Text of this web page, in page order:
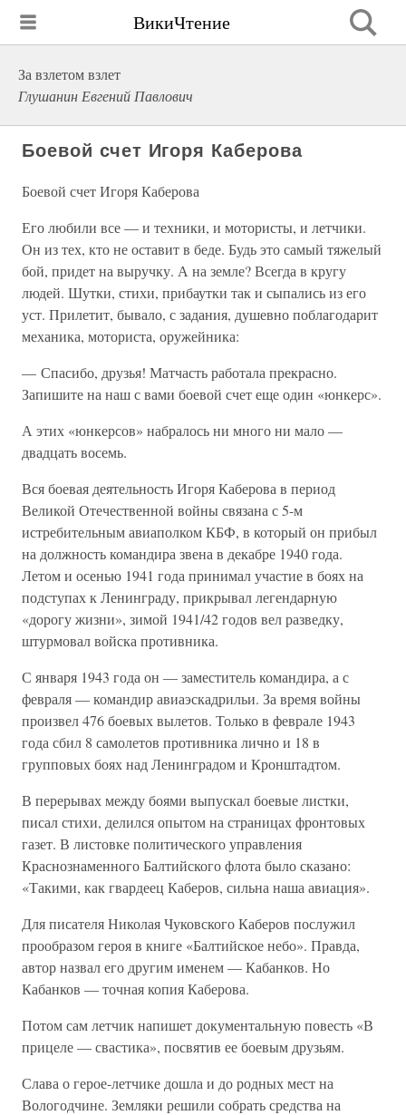
ВикиЧтение
За взлетом взлет
Глушанин Евгений Павлович
Боевой счет Игоря Каберова
Боевой счет Игоря Каберова
Его любили все — и техники, и мотористы, и летчики.
Он из тех, кто не оставит в беде. Будь это самый тяжелый
бой, придет на выручку. А на земле? Всегда в кругу
людей. Шутки, стихи, прибаутки так и сыпались из его
уст. Прилетит, бывало, с задания, душевно поблагодарит
механика, моториста, оружейника:
— Спасибо, друзья! Матчасть работала прекрасно.
Запишите на наш с вами боевой счет еще один «юнкерс».
А этих «юнкерсов» набралось ни много ни мало —
двадцать восемь.
Вся боевая деятельность Игоря Каберова в период
Великой Отечественной войны связана с 5-м
истребительным авиаполком КБФ, в который он прибыл
на должность командира звена в декабре 1940 года.
Летом и осенью 1941 года принимал участие в боях на
подступах к Ленинграду, прикрывал легендарную
«дорогу жизни», зимой 1941/42 годов вел разведку,
штурмовал войска противника.
С января 1943 года он — заместитель командира, а с
февраля — командир авиаэскадрильи. За время войны
произвел 476 боевых вылетов. Только в феврале 1943
года сбил 8 самолетов противника лично и 18 в
групповых боях над Ленинградом и Кронштадтом.
В перерывах между боями выпускал боевые листки,
писал стихи, делился опытом на страницах фронтовых
газет. В листовке политического управления
Краснознаменного Балтийского флота было сказано:
«Такими, как гвардеец Каберов, сильна наша авиация».
Для писателя Николая Чуковского Каберов послужил
прообразом героя в книге «Балтийское небо». Правда,
автор назвал его другим именем — Кабанков. Но
Кабанков — точная копия Каберова.
Потом сам летчик напишет документальную повесть «В
прицеле — свастика», посвятив ее боевым друзьям.
Слава о герое-летчике дошла и до родных мест на
Вологодчине. Земляки решили собрать средства на